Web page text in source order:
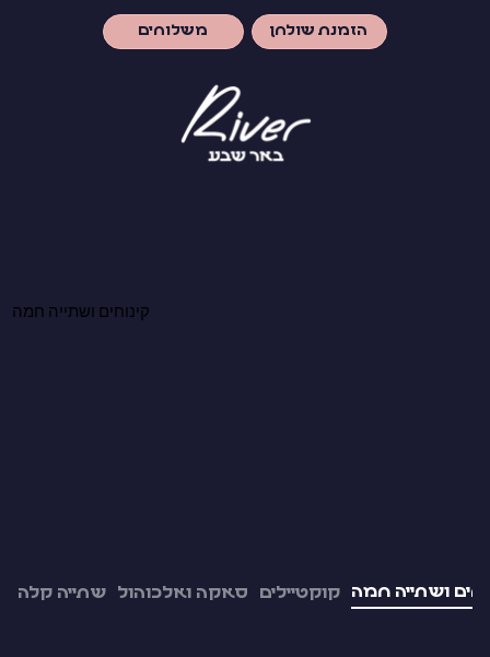
משלוחים הזמנת שולחן
קינוחים ושתייה חמה
ושתייה חמה קוקטיילים סאקה ואלכוהול שתייה קלה